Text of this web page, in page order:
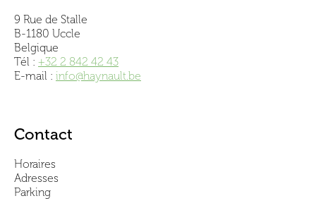
9 Rue de Stalle
B-1180 Uccle
Belgique
Tél : +32 2 842 42 43
E-mail : info@haynault.be
Contact
Horaires
Adresses
Parking